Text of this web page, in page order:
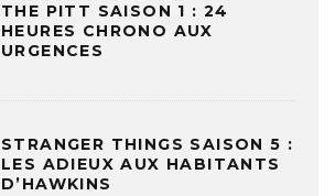
THE PITT SAISON 1 : 24
HEURES CHRONO AUX
URGENCES
STRANGER THINGS SAISON 5 :
LES ADIEUX AUX HABITANTS
D’HAWKINS